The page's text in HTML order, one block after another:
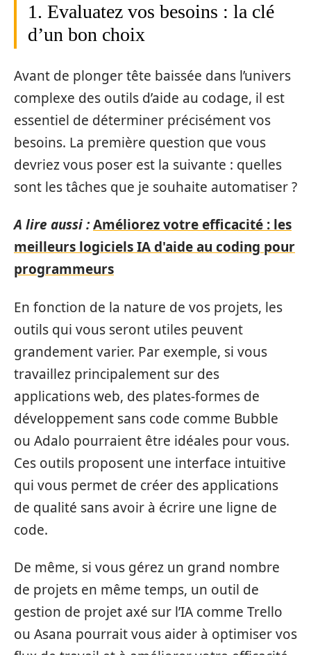
1. Evaluatez vos besoins : la clé
d’un bon choix
Avant de plonger tête baissée dans l’univers
complexe des outils d’aide au codage, il est
essentiel de déterminer précisément vos
besoins. La première question que vous
devriez vous poser est la suivante : quelles
sont les tâches que je souhaite automatiser ?
A lire aussi :Améliorez votre efficacité : les
meilleurs logiciels IA d'aide au coding pour
programmeurs
En fonction de la nature de vos projets, les
outils qui vous seront utiles peuvent
grandement varier. Par exemple, si vous
travaillez principalement sur des
applications web, des plates-formes de
développement sans code comme Bubble
ou Adalo pourraient être idéales pour vous.
Ces outils proposent une interface intuitive
qui vous permet de créer des applications
de qualité sans avoir à écrire une ligne de
code.
De même, si vous gérez un grand nombre
de projets en même temps, un outil de
gestion de projet axé sur l’IA comme Trello
ou Asana pourrait vous aider à optimiser vos